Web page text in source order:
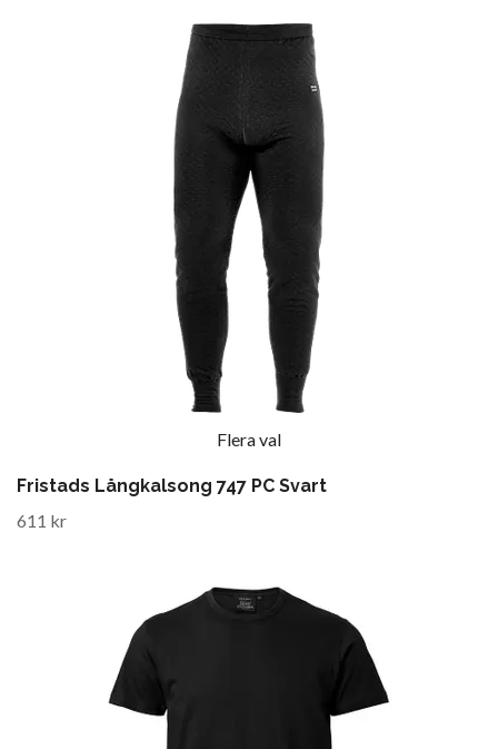
Flera val
Fristads Långkalsong 747 PC Svart
611 kr